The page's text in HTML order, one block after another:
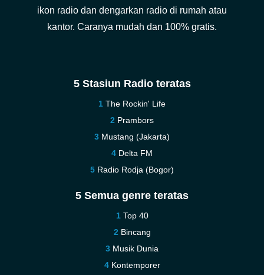
ikon radio dan dengarkan radio di rumah atau
kantor. Caranya mudah dan 100% gratis.
5 Stasiun Radio teratas
The Rockin' Life
Prambors
Mustang (Jakarta)
Delta FM
Radio Rodja (Bogor)
5 Semua genre teratas
Top 40
Bincang
Musik Dunia
Kontemporer